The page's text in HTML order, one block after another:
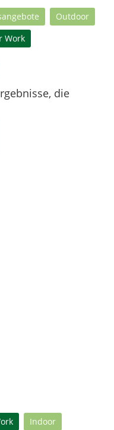
Outdoor
Work
die
Indoor